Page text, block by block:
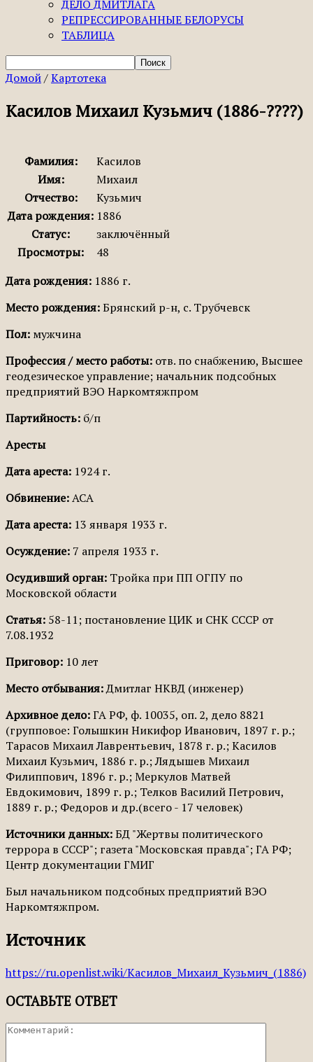
ДЕЛО ДМИТЛАГА
РЕПРЕССИРОВАННЫЕ БЕЛОРУСЫ
ТАБЛИЦА
Домой/Картотека
Касилов Михаил Кузьмич (1886-????)
Фамилия:
Касилов
Имя:
Михаил
Отчество:
Кузьмич
Дата рождения: 1886
Статус:
заключённый
Просмотры:
48
Дата рождения: 1886 г.
Место рождения:Брянский р-н, с. Трубчевск
Пол: мужчина
Профессия / место работы: отв. по снабжению, Высшее
геодезическое управление; начальник подсобных
предприятий ВЭО Наркомтяжпром
Партийность: б/п
Аресты
Дата ареста: 1924 г.
Обвинение:АСА
Дата ареста: 13 января 1933 г.
Осуждение: 7 апреля 1933 г.
Осудивший орган: Тройка при ПП ОГПУ по
Московской области
Статья: 58-11; постановление ЦИК и СНК СССР от
7.08.1932
Приговор: 10 лет
Место отбывания:Дмитлаг НКВД (инженер)
Архивное дело:ГА РФ, ф. 10035, оп. 2, дело 8821
(групповое: Голышкин Никифор Иванович, 1897 г. р.;
Тарасов Михаил Лаврентьевич, 1878 г. р.; Касилов
Михаил Кузьмич, 1886 г. р.; Лядышев Михаил
Филиппович, 1896 г. р.; Меркулов Матвей
Евдокимович, 1899 г. р.; Телков Василий Петрович,
1889 г. р.; Федоров и др.(всего - 17 человек)
Источники данных:БД "Жертвы политического
террора в СССР"; газета "Московская правда"; ГА РФ;
Центр документации ГМИГ
Был начальником подсобных предприятий ВЭО
Наркомтяжпром.
Источник
https://ru.openlist.wiki/Касилов_Михаил_Кузьмич_(1886)
ОСТАВЬТЕ ОТВЕТ